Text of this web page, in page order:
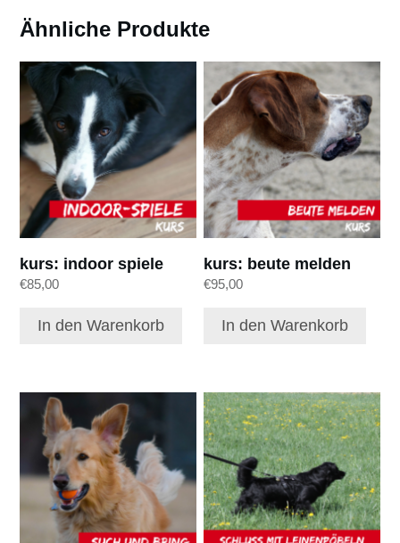
Ähnliche Produkte
kurs: indoor spiele
€85,00
In den Warenkorb
kurs: beute melden
€95,00
In den Warenkorb